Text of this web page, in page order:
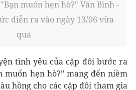
muốn hẹn hò?" Văn Bình -
diễn ra vào ngày 13/06 vừa
qua
tình yêu của cặp đôi bước ra
hẹn hò?” mang đến niềm
hồng cho các cặp đôi tham gia